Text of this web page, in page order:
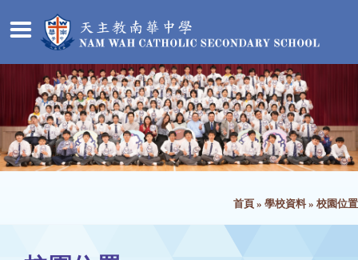
首頁 » 學校資料» 校園位置